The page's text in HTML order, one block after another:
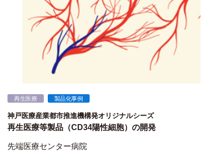
再生医療 製品化事例
神戸医療産業都市推進機構発オリジナルシーズ
再生医療等製品（CD34陽性細胞）の開発
先端医療センター病院